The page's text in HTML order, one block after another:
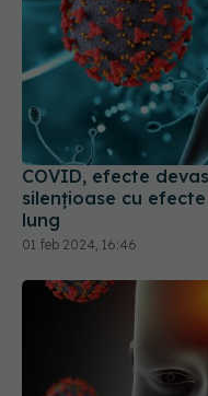
COVID, efecte
silențioase cu
lung
01 feb 2024, 16:46